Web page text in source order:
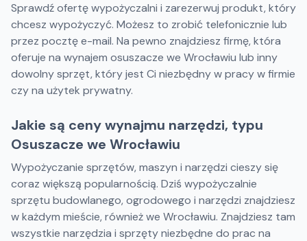
Sprawdź ofertę wypożyczalni i zarezerwuj produkt, który
chcesz wypożyczyć. Możesz to zrobić telefonicznie lub
przez pocztę e-mail. Na pewno znajdziesz firmę, która
oferuje na wynajem osuszacze we Wrocławiu lub inny
dowolny sprzęt, który jest Ci niezbędny w pracy w firmie
czy na użytek prywatny.
Jakie są ceny wynajmu narzędzi, typu
Osuszacze we Wrocławiu
Wypożyczanie sprzętów, maszyn i narzędzi cieszy się
coraz większą popularnością. Dziś wypożyczalnie
sprzętu budowlanego, ogrodowego i narzędzi znajdziesz
w każdym mieście, również we Wrocławiu. Znajdziesz tam
wszystkie narzędzia i sprzęty niezbędne do prac na